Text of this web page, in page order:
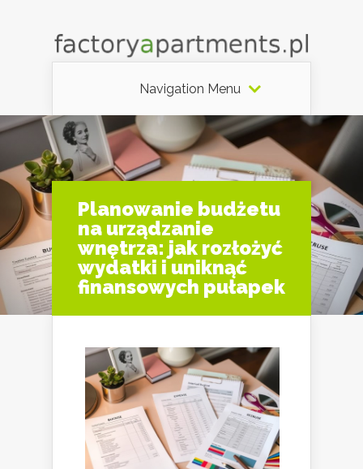
Navigation Menu
Planowanie budżetu
na urządzanie
wnętrza: jak rozłożyć
wydatki i uniknąć
finansowych pułapek